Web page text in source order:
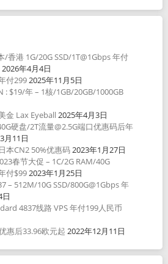
香港 1G/20G SSD/1T@1Gbps 年付
2026年4月4日
付2992025年11月5日
: $19/年 – 1核/1GB/20GB/1000GB
金 Lax Eyeball 2025年4月3日
硬盘/2T流量@2.5G端口优惠码后年
月11日
本CN2 50%优惠码2023年1月27日
春节大促 – 1C/2G RAM/40G
付$992023年1月25日
– 512M/10G SSD/800G@1Gbps 年
4837线路 VPS 年付199人民币
惠后33.96欧元起 2022年12月11日